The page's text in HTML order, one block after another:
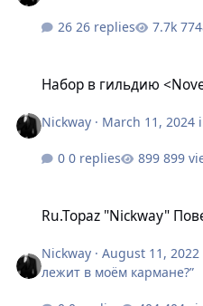
26 replies
Набор в гильдию
Nickway · March 11, 2024
0 replies 899
Ru.Topaz "Nickway"
Nickway ·August 11, 2022
лежит в моём кармане?”